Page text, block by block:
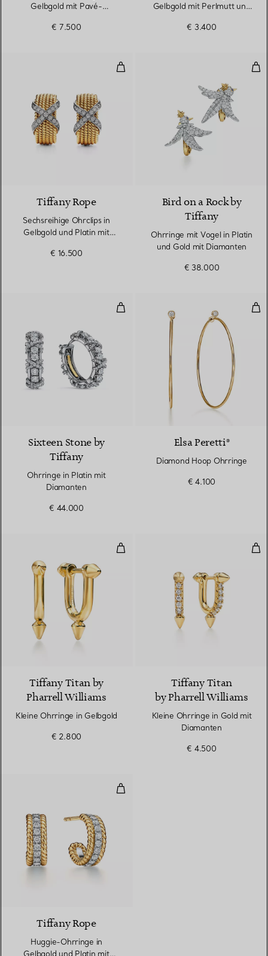
Gelbgold mit Pavé-
€ 7.500
Gelbgold mit Perlmutt und
€ 3.400
Sechsreihige Ohrclips in
Tiffany Rope
Sechsreihige Ohrclips in
Gelbgold und Platin mit
€ 16.500
Bird on a Rock by
Tiffany
Ohrringe mit Vogel in Platin
und Gold mit Diamanten
€ 38.000
Ohrringe in Platin mit Diamanten
Sixteen Stone by
Tiffany
Ohrringe in Platin mit
Diamanten
€ 44.000
Elsa Peretti®
Diamond Hoop Ohrringe
€ 4.100
Kleine Ohrringe in Gelbgold
Tiffany Titan by
Pharrell Williams
Kleine Ohrringe in Gelbgold
€ 2.800
Tiffany Titan
by Pharrell Williams
Kleine Ohrringe in Gold mit
Diamanten
€ 4.500
Huggie-Ohrringe in Gelbgold
Tiffany Rope
Huggie-Ohrringe in
Gelbgold und Platin mit